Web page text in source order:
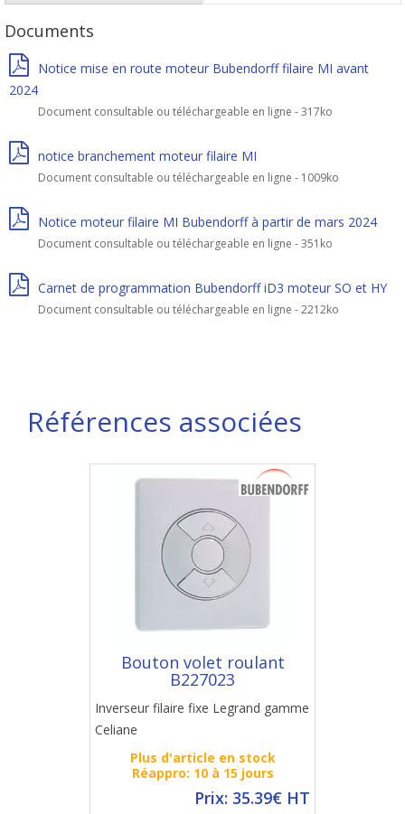
Documents
Notice mise en route moteur Bubendorff filaire MI avant
2024
Document consultable ou téléchargeable en ligne - 317ko
notice branchement moteur filaire MI
Document consultable ou téléchargeable en ligne - 1009ko
Notice moteur filaire MI Bubendorff à partir de mars 2024
Document consultable ou téléchargeable en ligne - 351ko
Carnet de programmation Bubendorff iD3 moteur SO et HY
Document consultable ou téléchargeable en ligne - 2212ko
Références associées
Bouton volet roulant
B227023
Inverseur filaire fixe Legrand gamme
Celiane
Plus d'article en stock
Réappro: 10 à 15 jours
Prix: 35.39€ HT